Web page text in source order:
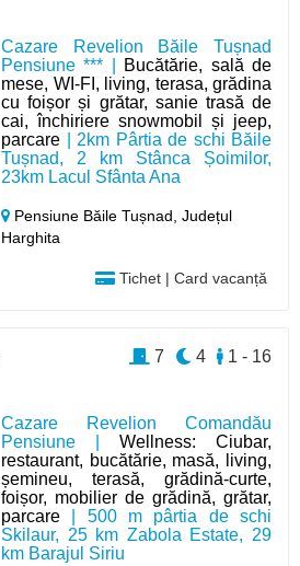
Cazare Revelion Băile Tușnad
Pensiune *** |
Bucătărie, sală de
mese, WI-FI, living, terasa, grădina
cu foișor și grătar, sanie trasă de
cai, închiriere snowmobil și jeep,
parcare | 2km Pârtia de schi Băile
Tușnad, 2 km Stânca Șoimilor,
23km Lacul Sfânta Ana
Pensiune Băile Tușnad,Județul
Harghita
Tichet | Card vacanță
Cazare Revelion Comandău
Pensiune |Wellness: Ciubar,
restaurant, bucătărie, masă, living,
șemineu, terasă, grădină-curte,
foișor, mobilier de grădină, grătar,
parcare | 500 m pârtia de schi
Skilaur, 25 km Zabola Estate, 29
km Barajul Siriu
1 - 16
4
7